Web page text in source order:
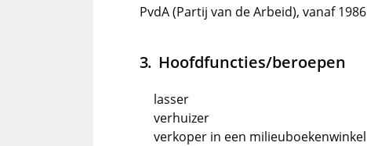
PvdA (Partij van de Arbeid), vanaf 1986
Hoofdfuncties/beroepen
lasser
verhuizer
verkoper in een milieuboekenwinkel